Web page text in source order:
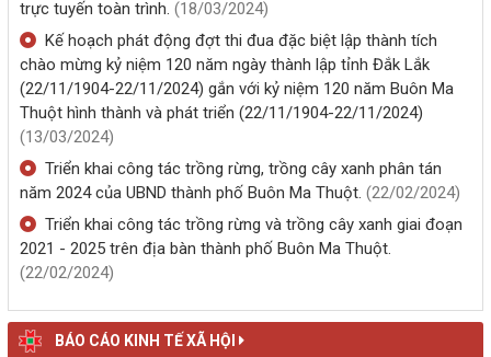
trực tuyến toàn trình. (18/03/2024)
Kế hoạch phát động đợt thi đua đặc biệt lập thành tích
chào mừng kỷ niệm 120 năm ngày thành lập tỉnh Đắk Lắk
(22/11/1904-22/11/2024) gắn với kỷ niệm 120 năm Buôn Ma
Thuột hình thành và phát triển (22/11/1904-22/11/2024)
(13/03/2024)
Triển khai công tác trồng rừng, trồng cây xanh phân tán
năm 2024 của UBND thành phố Buôn Ma Thuột. (22/02/2024)
Triển khai công tác trồng rừng và trồng cây xanh giai đoạn
2021 - 2025 trên địa bàn thành phố Buôn Ma Thuột.
(22/02/2024)
BÁO CÁO KINH TẾ XÃ HỘI